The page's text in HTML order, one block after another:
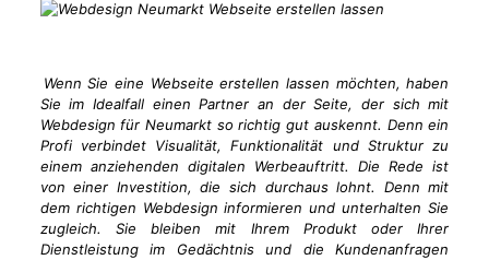
Wenn Sie eine Webseite erstellen lassen möchten, haben
Sie im Idealfall einen Partner an der Seite, der sich mit
Webdesign für Neumarkt so richtig gut auskennt. Denn ein
Profi verbindet Visualität, Funktionalität und Struktur zu
einem anziehenden digitalen Werbeauftritt. Die Rede ist
von einer Investition, die sich durchaus lohnt. Denn mit
dem richtigen Webdesign informieren und unterhalten Sie
zugleich. Sie bleiben mit Ihrem Produkt oder Ihrer
Dienstleistung im Gedächtnis und die Kundenanfragen